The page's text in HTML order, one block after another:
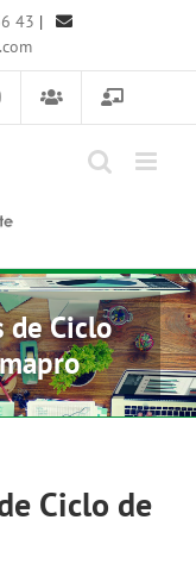
43 |
de Ciclo
Ciclo de